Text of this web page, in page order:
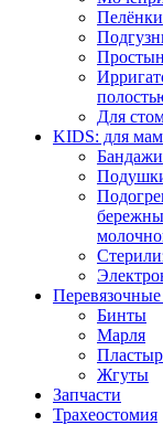
Пелёнки
Для
KIDS: для
Бандажи
Бинты
Марля
Жгуты
Запчасти
Трахеостомия